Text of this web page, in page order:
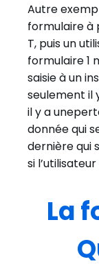
Autre
formulaire à
T, puis un
formulaire 1
saisie à un
seulement il
il y a
donnée qui
dernière qui
si
La